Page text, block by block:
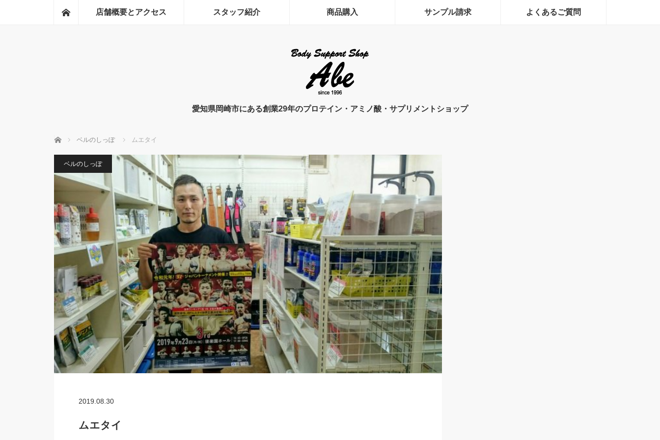
ホーム店舗概要とアクセス スタッフ紹介 商品購入 サンプル請求 よくあるご質問
愛知県岡崎市にある創業29年のプロテイン・アミノ酸・サプリメントショップ
ホーム ベルのしっぽ ムエタイ
ベルのしっぽ
2019.08.30
ムエタイ